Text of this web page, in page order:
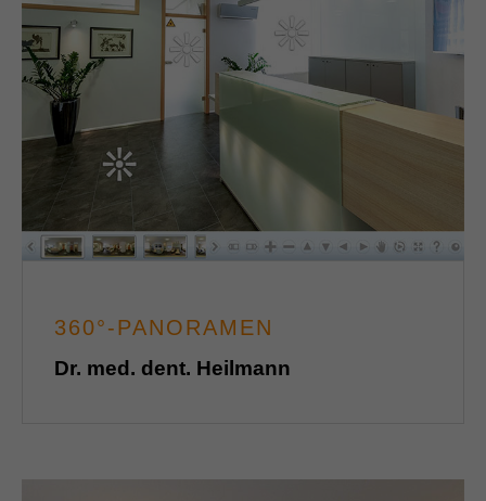
360°-PANORAMEN
Dr. med. dent. Heilmann